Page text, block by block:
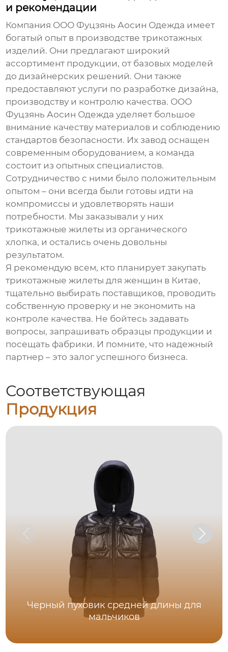
и рекомендации
Компания ООО Фуцзянь Аосин Одежда имеет
богатый опыт в производстве трикотажных
изделий. Они предлагают широкий
ассортимент продукции, от базовых моделей
до дизайнерских решений. Они также
предоставляют услуги по разработке дизайна,
производству и контролю качества. ООО
Фуцзянь Аосин Одежда уделяет большое
внимание качеству материалов и соблюдению
стандартов безопасности. Их завод оснащен
современным оборудованием, а команда
состоит из опытных специалистов.
Сотрудничество с ними было положительным
опытом – они всегда были готовы идти на
компромиссы и удовлетворять наши
потребности. Мы заказывали у них
трикотажные жилеты из органического
хлопка, и остались очень довольны
результатом.
Я рекомендую всем, кто планирует закупать
трикотажные жилеты для женщин в Китае,
тщательно выбирать поставщиков, проводить
собственную проверку и не экономить на
контроле качества. Не бойтесь задавать
вопросы, запрашивать образцы продукции и
посещать фабрики. И помните, что надежный
партнер – это залог успешного бизнеса.
Соответствующая
Продукция
Черный пуховик средней длины для
мальчиков